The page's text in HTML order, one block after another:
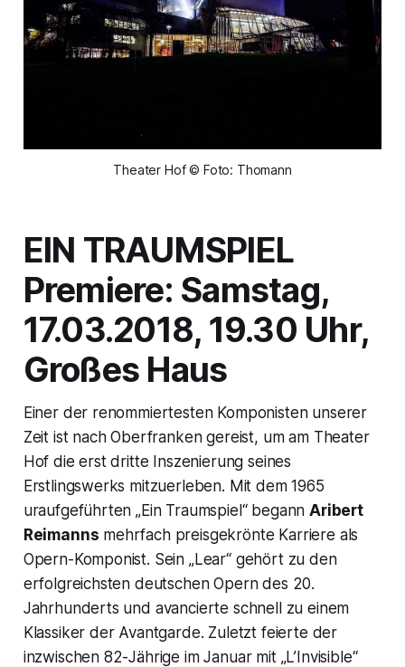
Theater Hof © Foto: Thomann
EIN TRAUMSPIEL
Premiere: Samstag,
17.03.2018, 19.30 Uhr,
Großes Haus
Einer der renommiertesten Komponisten unserer
Zeit ist nach Oberfranken gereist, um am Theater
Hof die erst dritte Inszenierung seines
Erstlingswerks mitzuerleben. Mit dem 1965
uraufgeführten „Ein Traumspiel“ begannAribert
Reimanns mehrfach preisgekrönte Karriere als
Opern-Komponist. Sein „Lear“ gehört zu den
erfolgreichsten deutschen Opern des 20.
Jahrhunderts und avancierte schnell zu einem
Klassiker der Avantgarde. Zuletzt feierte der
inzwischen 82-Jährige im Januar mit „L’Invisible“